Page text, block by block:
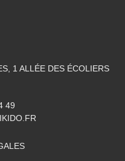
1 ALLÉE DES ÉCOLIERS
49